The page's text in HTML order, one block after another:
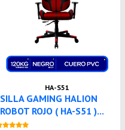
HA-S51
SILLA GAMING HALION
ROBOT ROJO ( HA-S51 )...